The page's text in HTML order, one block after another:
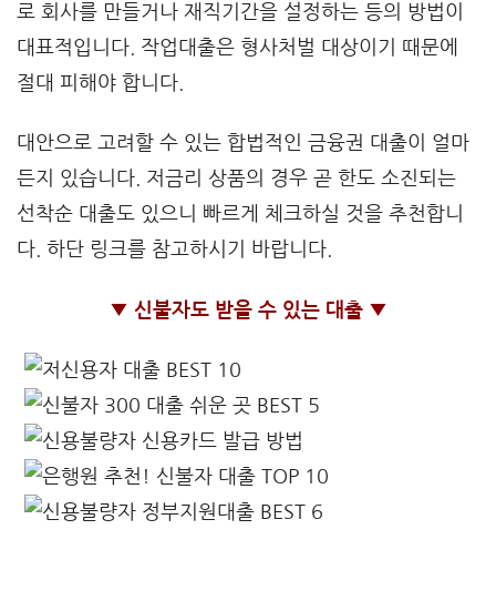
로 회사를 만들거나 재직기간을 설정하는 등의 방법이
대표적입니다. 작업대출은 형사처벌 대상이기 때문에
절대 피해야 합니다.
대안으로 고려할 수 있는 합법적인 금융권 대출이 얼마
든지 있습니다. 저금리 상품의 경우 곧 한도 소진되는
선착순 대출도 있으니 빠르게 체크하실 것을 추천합니
다. 하단 링크를 참고하시기 바랍니다.
▼ 신불자도 받을 수 있는 대출 ▼